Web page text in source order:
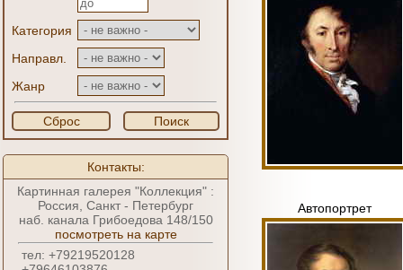
Категория
Направл.
Жанр
Сброс Поиск
Контакты:
Картинная галерея "Коллекция" :
Россия, Санкт - Петербург
наб. канала Грибоедова 148/150
посмотреть на карте
тел: +79219520128
Автопортрет